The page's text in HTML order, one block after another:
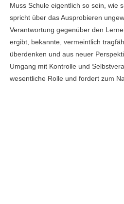
Muss Schule eigentlich so sein, wie
spricht über das Ausprobieren
Verantwortung gegenüber den
ergibt, bekannte, vermeintlich
überdenken und aus neuer
Umgang mit Kontrolle und
wesentliche Rolle und fordert zum